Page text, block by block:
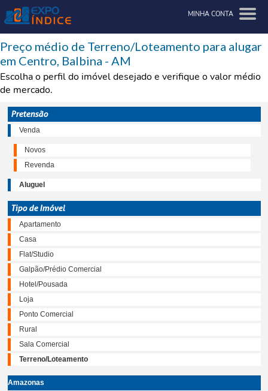
MINHA CONTA
Preço médio de Terreno/Loteamento para alugar
em Centro, Balbina - AM
Escolha o perfil do imóvel desejado e verifique o valor médio
de mercado.
Pretensão
Venda
Novos
Revenda
Aluguel
Tipo de Imóvel
Apartamento
Casa
Flat/Studio
Galpão/Prédio Comercial
Hotel/Pousada
Loja
Ponto Comercial
Rural
Sala Comercial
Terreno/Loteamento
Amazonas